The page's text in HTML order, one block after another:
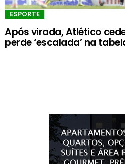
ESPORTE
Após virada, Atlético
perde ‘escalada’ na